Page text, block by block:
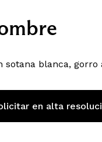
sotana blanca,
en alta